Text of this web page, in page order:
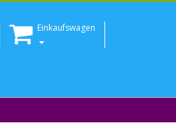
Einkaufswagen